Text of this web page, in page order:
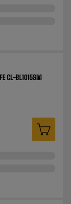
CL-BL1015SM